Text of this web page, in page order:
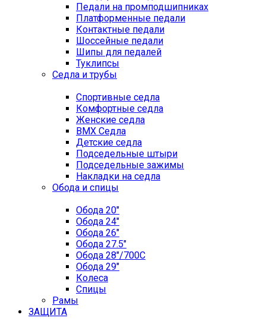
Педали на промподшипниках
Платформенные педали
Контактные педали
Шоссейные педали
Шипы для педалей
Туклипсы
Седла и трубы
Спортивные седла
Комфортные седла
Женские седла
BMX Седла
Детские седла
Подседельные штыри
Подседельные зажимы
Накладки на седла
Обода и спицы
Обода 20"
Обода 24"
Обода 26"
Обода 27.5"
Обода 28"/700C
Обода 29"
Колеса
Спицы
Рамы
ЗАЩИТА